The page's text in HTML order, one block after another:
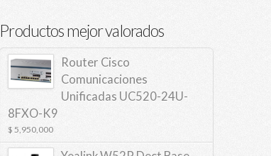
Productos mejor valorados
Router Cisco
Comunicaciones
Unificadas UC520-24U-
8FXO-K9
$ 5,950,000